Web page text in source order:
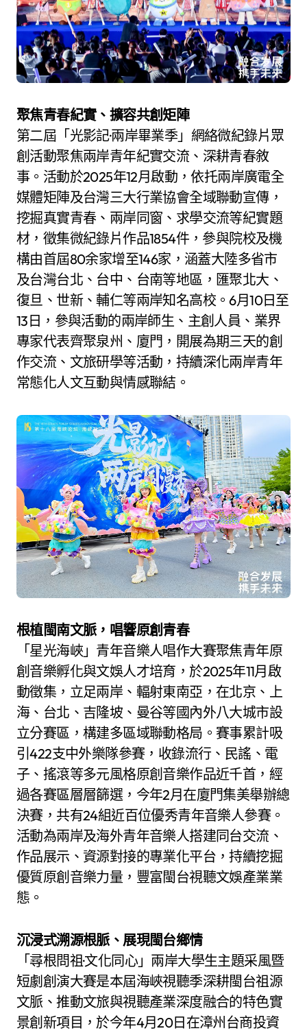
聚焦青春紀實、擴容共創矩陣
第二屆「光影記·兩岸畢業季」網絡微紀錄片眾
創活動聚焦兩岸青年紀實交流、深耕青春敘
事。活動於2025年12月啟動，依托兩岸廣電全
媒體矩陣及台灣三大行業協會全域聯動宣傳，
挖掘真實青春、兩岸同窗、求學交流等紀實題
材，徵集微紀錄片作品1854件，參與院校及機
構由首屆80余家增至146家，涵蓋大陸多省市
及台灣台北、台中、台南等地區，匯聚北大、
復旦、世新、輔仁等兩岸知名高校。6月10日至
13日，參與活動的兩岸師生、主創人員、業界
專家代表齊聚泉州、廈門，開展為期三天的創
作交流、文旅研學等活動，持續深化兩岸青年
常態化人文互動與情感聯結。
根植閩南文脈，唱響原創青春
「星光海峽」青年音樂人唱作大賽聚焦青年原
創音樂孵化與文娛人才培育，於2025年11月啟
動徵集，立足兩岸、輻射東南亞，在北京、上
海、台北、吉隆坡、曼谷等國內外八大城市設
立分賽區，構建多區域聯動格局。賽事累計吸
引422支中外樂隊參賽，收錄流行、民謠、電
子、搖滾等多元風格原創音樂作品近千首，經
過各賽區層層篩選，今年2月在廈門集美舉辦總
決賽，共有24組近百位優秀青年音樂人參賽。
活動為兩岸及海外青年音樂人搭建同台交流、
作品展示、資源對接的專業化平台，持續挖掘
優質原創音樂力量，豐富閩台視聽文娛產業業
態。
沉浸式溯源根脈、展現閩台鄉情
「尋根問祖·文化同心」兩岸大學生主題采風暨
短劇創演大賽是本屆海峽視聽季深耕閩台祖源
文脈、推動文旅與視聽產業深度融合的特色實
景創新項目，於今年4月20日在漳州台商投資